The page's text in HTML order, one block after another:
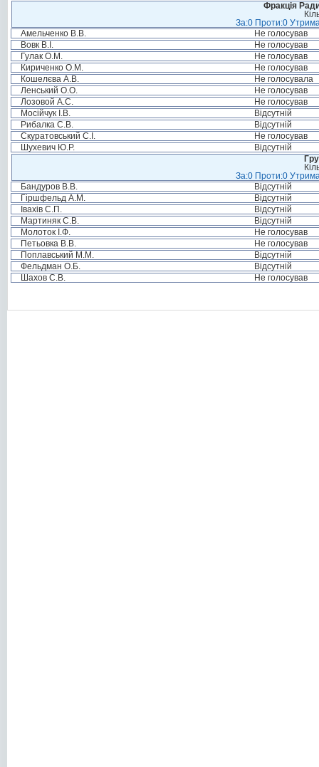
Фракція
За:0 Проти:0
Амельченко В.В.
Не голосував
Вовк В.І.
Не голосував
Гулак О.М.
Не голосував
Кириченко О.М.
Не голосував
Кошелєва А.В.
Не голосувала
Ленський О.О.
Не голосував
Лозовой А.С.
Не голосував
Мосійчук І.В.
Відсутній
Рибалка С.В.
Відсутній
Скуратовський С.І.
Не голосував
Шухевич Ю.Р.
Відсутній
За:0 Проти:0
Бандуров В.В.
Відсутній
Гіршфельд А.М.
Відсутній
Івахів С.П.
Відсутній
Мартиняк С.В.
Відсутній
Молоток І.Ф.
Не голосував
Петьовка В.В.
Не голосував
Поплавський М.М.
Відсутній
Фельдман О.Б.
Відсутній
Шахов С.В.
Не голосував